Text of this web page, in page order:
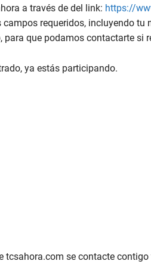
a través de del link: https://
requeridos, incluyendo tu
para que podamos contactarte si
ya estás participando.
tcsahora.com se contacte